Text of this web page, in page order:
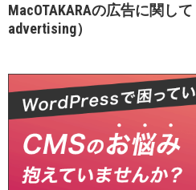
MacOTAKARAの広告に関し
advertising）